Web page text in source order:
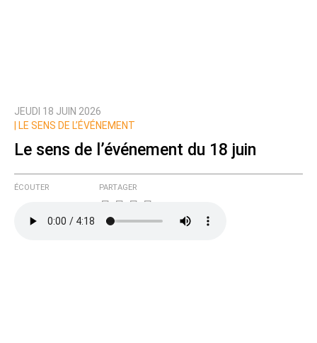
JEUDI 18 JUIN 2026
LE SENS DE L’ÉVÉNEMENT
Le sens de l’événement du 18 juin
ÉCOUTER PARTAGER